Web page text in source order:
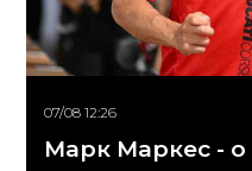
07/08 12:26
Марк Маркес - о